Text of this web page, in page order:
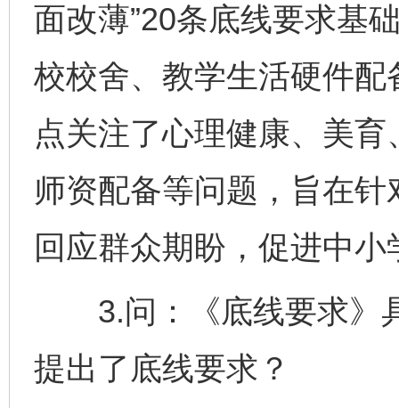
面改薄”20条底线要求基
校校舍、教学生活硬件
点关注了心理健康、美
师资配备等问题，旨在
回应群众期盼，促进中
3.问：《底线要求》
提出了底线要求？